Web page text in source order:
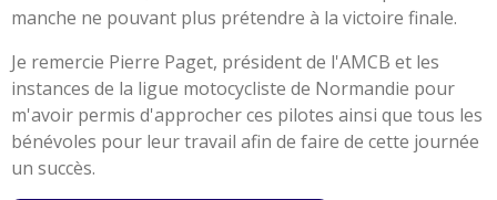
manche ne pouvant plus prétendre à la victoire finale.
Je remercie Pierre Paget, président de l'AMCB et les
instances de la ligue motocycliste de Normandie pour
m'avoir permis d'approcher ces pilotes ainsi que tous les
bénévoles pour leur travail afin de faire de cette journée
un succès.